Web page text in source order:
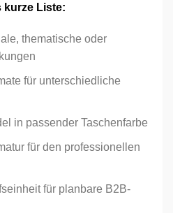
kurze Liste:
thematische oder
für unterschiedliche
in passender Taschenfarbe
für den professionellen
für planbare B2B-